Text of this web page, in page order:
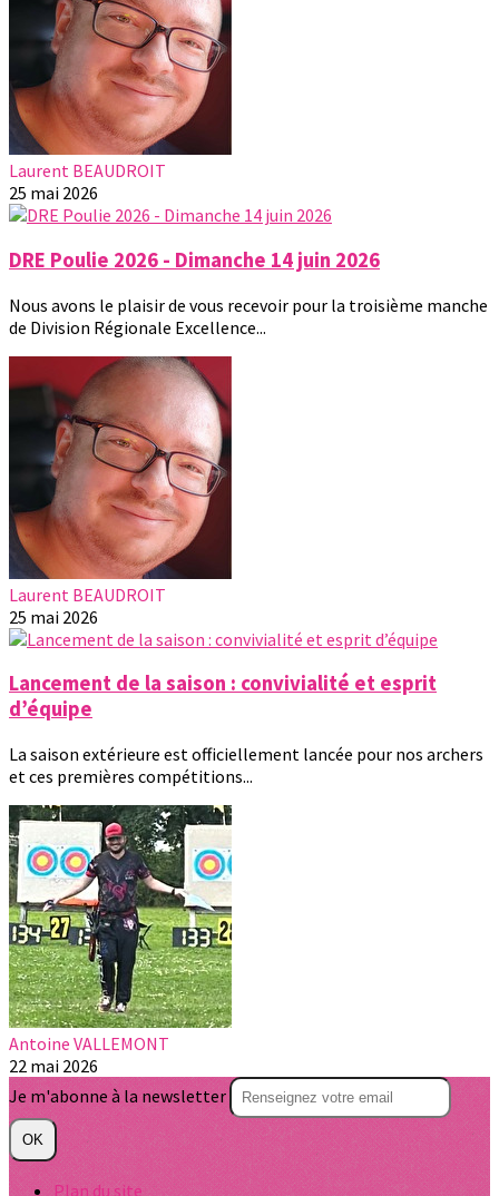
Laurent BEAUDROIT
25 mai 2026
DRE Poulie 2026 - Dimanche 14 juin 2026
Nous avons le plaisir de vous recevoir pour la troisième manche
de Division Régionale Excellence...
Laurent BEAUDROIT
25 mai 2026
Lancement de la saison : convivialité et esprit
d’équipe
La saison extérieure est officiellement lancée pour nos archers
et ces premières compétitions...
Antoine VALLEMONT
22 mai 2026
Je m'abonne à la newsletter
OK
Plan du site